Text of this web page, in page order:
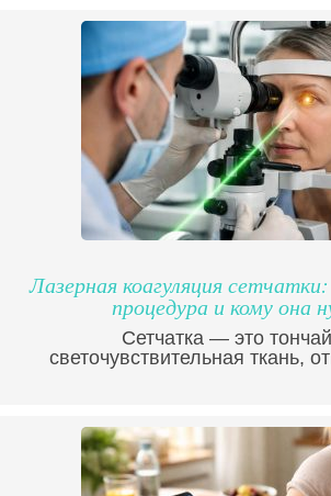
Лазерная коагуляция
процедура и кому она
Сетчатка — это
светочувствительная ткань,